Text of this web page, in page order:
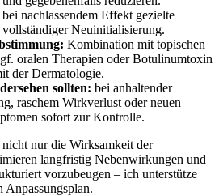
bei nachlassendem Effekt gezielte
‌Neuinitialisierung.
Kombination mit‌ topischen
oralen Therapien oder Botulinumtoxin
der ​Dermatologie.
sollten: bei anhaltender
raschem Wirkverlust oder​ neuen
sofort zur Kontrolle.
nur die Wirksamkeit der
langfristig Nebenwirkungen und
vorzubeugen – ich unterstütze
⁣Anpassungsplan.⁣